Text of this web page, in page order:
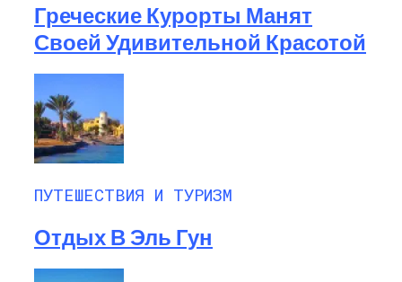
Греческие Курорты Манят
Своей Удивительной Красотой
ПУТЕШЕСТВИЯ И ТУРИЗМ
Отдых В Эль Гун